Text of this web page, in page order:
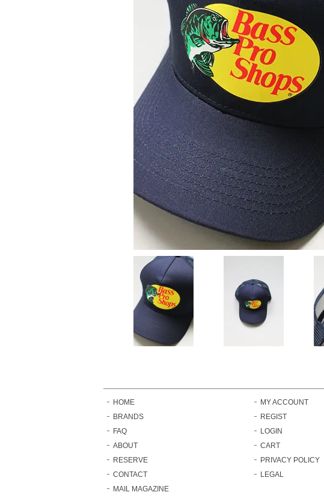
HOME
BRANDS
FAQ
ABOUT
RESERVE
CONTACT
MAIL MAGAZINE
MY ACCOUNT
REGIST
LOGIN
CART
PRIVACY POLICY
LEGAL